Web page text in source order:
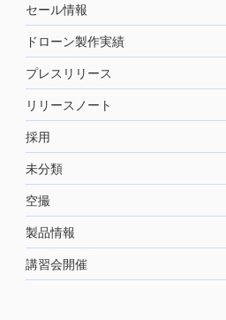
セール情報
ドローン製作実績
プレスリリース
リリースノート
採用
未分類
空撮
製品情報
講習会開催